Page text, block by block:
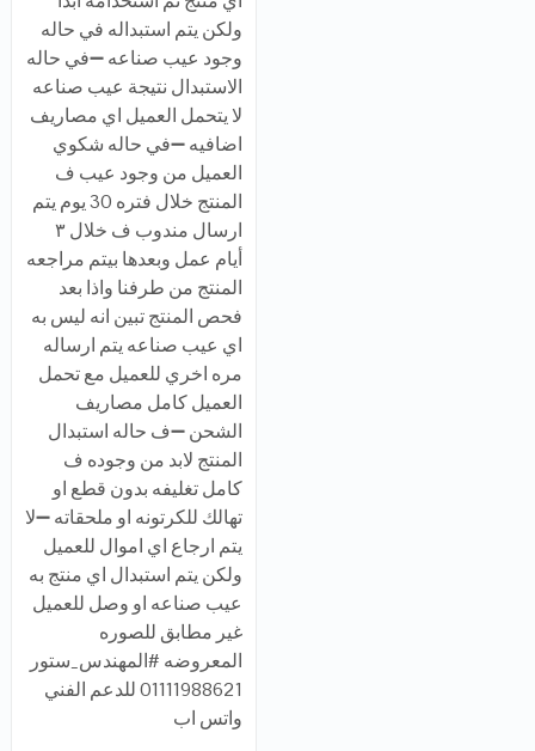
ولكن يتم استبداله في حاله
وجود عيب صناعه ➖في حاله
الاستبدال نتيجة عيب صناعه
لا يتحمل العميل اي مصاريف
اضافيه ➖في حاله شكوي
العميل من وجود عيب ف
المنتج خلال فتره 30 يوم يتم
ارسال مندوب ف خلال ٣
أيام عمل وبعدها بيتم مراجعه
المنتج من طرفنا واذا بعد
فحص المنتج تبين انه ليس به
اي عيب صناعه يتم ارساله
مره اخري للعميل مع تحمل
العميل كامل مصاريف
الشحن ➖ف حاله استبدال
المنتج لابد من وجوده ف
كامل تغليفه بدون قطع او
تهالك للكرتونه او ملحقاته ➖لا
يتم ارجاع اي اموال للعميل
ولكن يتم استبدال اي منتج به
عيب صناعه او وصل للعميل
غير مطابق للصوره
المعروضه #المهندس_ستور
01111988621 للدعم الفني
واتس اب